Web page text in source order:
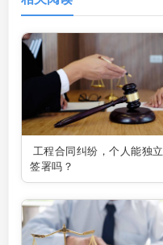
工程合同纠纷，个人能独立
签署吗？